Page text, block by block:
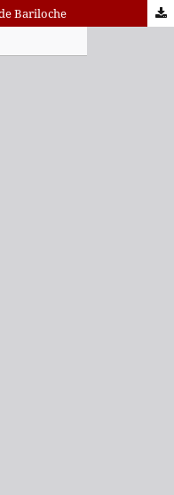
Bariloche